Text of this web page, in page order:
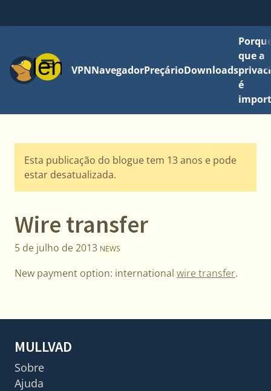
MenuVPNNavegadorPreçárioDownloads
que a
é
Esta publicação do blogue tem 13 anos e pode
estar desatualizada.
Wire transfer
5 de julho de 2013 NEWS
New payment option: international wire transfer.
MULLVAD
Sobre
Ajuda